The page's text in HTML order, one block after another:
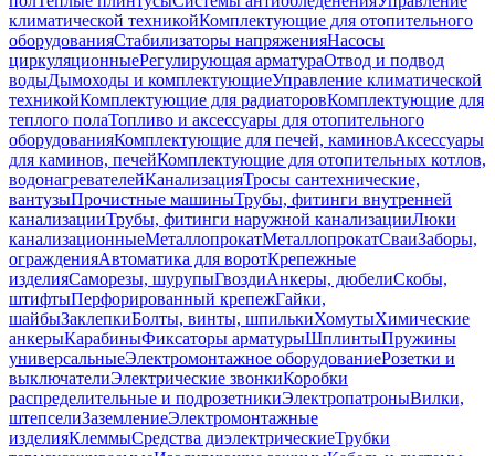
климатической техникойКомплектующие для отопительного
оборудованияСтабилизаторы напряженияНасосы
циркуляционныеРегулирующая арматураОтвод и подвод
водыДымоходы и комплектующиеУправление климатической
техникойКомплектующие для радиаторовКомплектующие для
теплого полаТопливо и аксессуары для отопительного
оборудованияКомплектующие для печей, каминовАксессуары
для каминов, печейКомплектующие для отопительных котлов,
водонагревателейКанализацияТросы сантехнические,
вантузыПрочистные машиныТрубы, фитинги внутренней
канализацииТрубы, фитинги наружной канализацииЛюки
канализационныеМеталлопрокатМеталлопрокатСваиЗаборы,
огражденияАвтоматика для воротКрепежные
изделияСаморезы, шурупыГвоздиАнкеры, дюбелиСкобы,
штифтыПерфорированный крепежГайки,
шайбыЗаклепкиБолты, винты, шпилькиХомутыХимические
анкерыКарабиныФиксаторы арматурыШплинтыПружины
универсальныеЭлектромонтажное оборудованиеРозетки и
выключателиЭлектрические звонкиКоробки
распределительные и подрозетникиЭлектропатроныВилки,
штепселиЗаземлениеЭлектромонтажные
изделияКлеммыСредства диэлектрическиеТрубки